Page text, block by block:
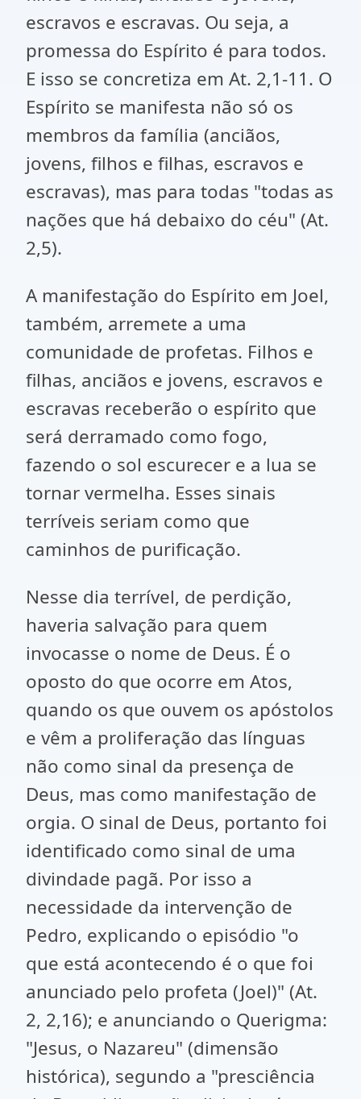
escravos e escravas. Ou seja, a
promessa do Espírito é para todos.
E isso se concretiza em At. 2,1-11. O
Espírito se manifesta não só os
membros da família (anciãos,
jovens, filhos e filhas, escravos e
escravas), mas para todas "todas as
nações que há debaixo do céu" (At.
2,5).
A manifestação do Espírito em Joel,
também, arremete a uma
comunidade de profetas. Filhos e
filhas, anciãos e jovens, escravos e
escravas receberão o espírito que
será derramado como fogo,
fazendo o sol escurecer e a lua se
tornar vermelha. Esses sinais
terríveis seriam como que
caminhos de purificação.
Nesse dia terrível, de perdição,
haveria salvação para quem
invocasse o nome de Deus. É o
oposto do que ocorre em Atos,
quando os que ouvem os apóstolos
e vêm a proliferação das línguas
não como sinal da presença de
Deus, mas como manifestação de
orgia. O sinal de Deus, portanto foi
identificado como sinal de uma
divindade pagã. Por isso a
necessidade da intervenção de
Pedro, explicando o episódio "o
que está acontecendo é o que foi
anunciado pelo profeta (Joel)" (At.
2, 2,16); e anunciando o Querigma:
"Jesus, o Nazareu" (dimensão
histórica), segundo a "presciência